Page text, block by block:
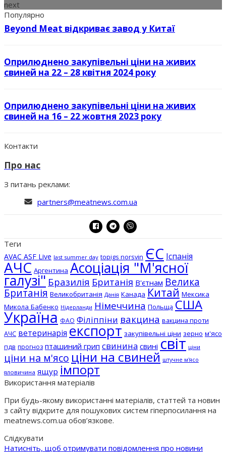
next
Популярно
Beyond Meat відкриває завод у Китаї
Оприлюднено закупівельні ціни на живих
свиней на 22 – 28 квітня 2024 року
Оприлюднено закупівельні ціни на живих
свиней на 16 – 22 жовтня 2023 року
Контакти
Про нас
З питань реклами:
partners@meatnews.com.ua
Теги
AVAC ASF Live last summer day topigs norsvin ЄС Іспанія
АЧС Аргентина Асоціація "М'ясної
галузі" Бразилія Британія В'єтнам Велика
Британія Великобританія Данія Канада Китай Мексика
Микола Бабенко Нідерланди Німеччина Польща США
Україна ФАО Філіппіни вакцина вакцина проти
АЧС ветеринарія експорт закупівельні ціни зерно м'ясо
пдв прогноз пташиний грип свинина свині світ ціни
ціни на м'ясо ціни на свиней штучне м'ясо
яловичина ящур імпорт
Використання матеріалів
При будь-якому використанні матеріалів, статтей та новин
з сайту відкрите для пошукових систем гіперпосилання на
meatnews.com.ua обов’язкове.
Слідкувати
Натисніть, щоб отримувати повідомлення про новини